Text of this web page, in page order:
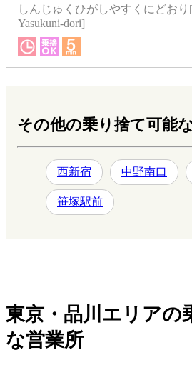
しんじゅくひがしやすくにどおり
Yasukuni-dori]
その他の乗り捨て可能
西新宿 中野南口
笹塚駅前
東京・品川エリアの
な営業所